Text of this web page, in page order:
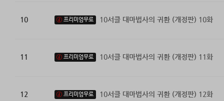
10 프리미엄무료 10서클 대마법사의 귀환 (개정판) 10화
11 프리미엄무료 10서클 대마법사의 귀환 (개정판) 11화
12 프리미엄무료 10서클 대마법사의 귀환 (개정판) 12화